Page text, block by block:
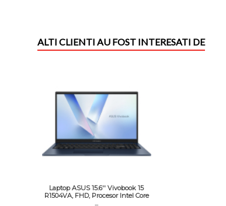
ALTI CLIENTI AU FOST INTERESATI DE
Laptop ASUS 15.6'' Vivobook 15
R1504VA, FHD, Procesor Intel Core
...